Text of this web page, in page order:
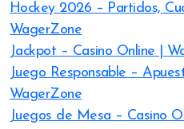
Hockey 2026 – Partidos,
WagerZone
Jackpot – Casino Online |
Juego Responsable –
WagerZone
Juegos de Mesa – Casino